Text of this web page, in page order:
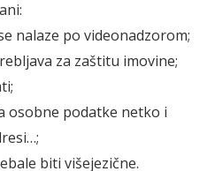
nalaze po videonadzorom;
za zaštitu imovine;
osobne podatke netko i
biti višejezične.